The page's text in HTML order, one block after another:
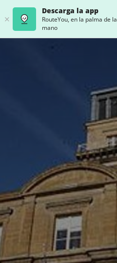
Descarga la app
RouteYou, en la palma de la
mano